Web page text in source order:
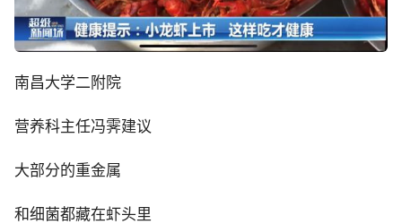
南昌大学二附院
营养科主任冯霁建议
大部分的重金属
和细菌都藏在虾头里